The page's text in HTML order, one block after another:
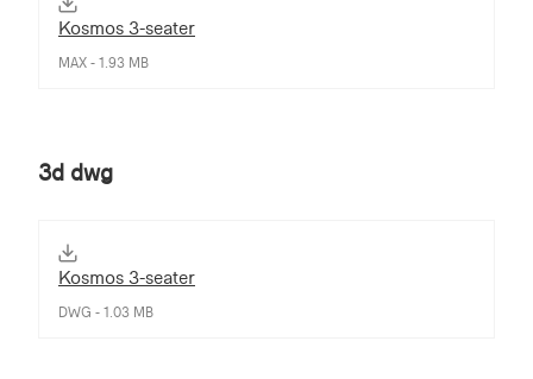
Kosmos 3-seater
MAX - 1.93 MB
3d dwg
Kosmos 3-seater
DWG - 1.03 MB